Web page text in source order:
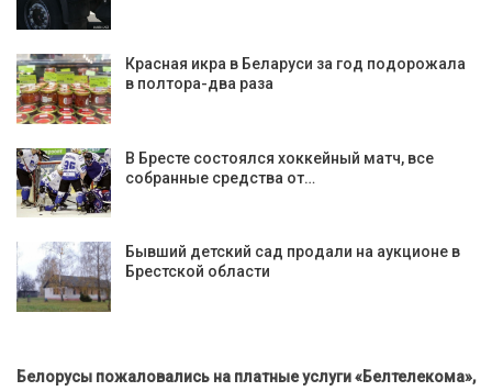
Красная икра в Беларуси за год подорожала
в полтора-два раза
В Бресте состоялся хоккейный матч, все
собранные средства от…
Бывший детский сад продали на аукционе в
Брестской области
Белорусы пожаловались на платные услуги «Белтелекома»,